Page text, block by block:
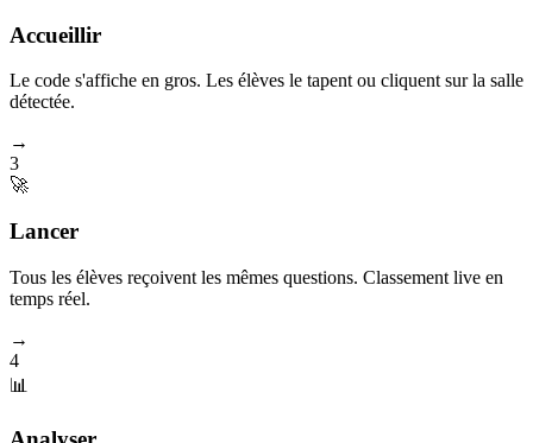
Accueillir
Le code s'affiche en gros. Les élèves le tapent ou cliquent sur la salle
détectée.
→
3
🚀
Lancer
Tous les élèves reçoivent les mêmes questions. Classement live en
temps réel.
→
4
📊